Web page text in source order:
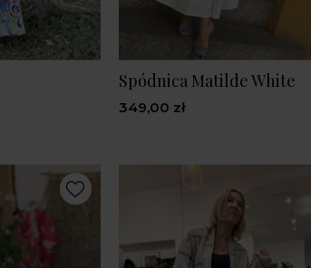
Spódnica Matilde White
349,00 zł